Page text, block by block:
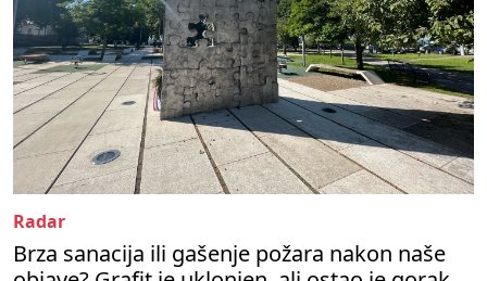
Radar
Brza sanacija ili gašenje požara nakon naše